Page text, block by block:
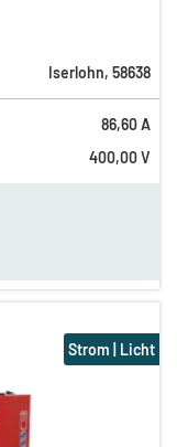
Iserlohn, 58638
86,60 A
400,00 V
Strom | Licht